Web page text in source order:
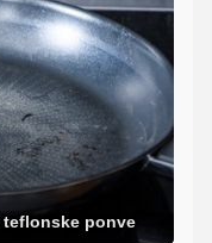
teflonske ponve